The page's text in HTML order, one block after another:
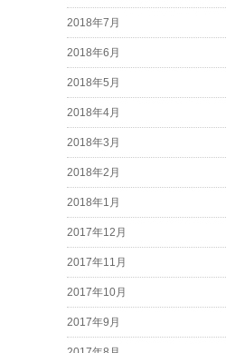
2018年7月
2018年6月
2018年5月
2018年4月
2018年3月
2018年2月
2018年1月
2017年12月
2017年11月
2017年10月
2017年9月